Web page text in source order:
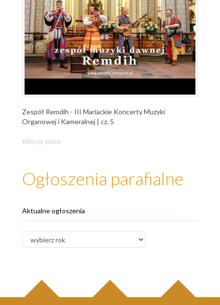
Zespół Remdih - III Mariackie Koncerty Muzyki
Organowej i Kameralnej | cz. 5
Więcej video
Ogłoszenia parafialne
Aktualne ogłoszenia